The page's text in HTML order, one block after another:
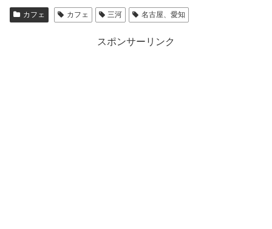
カフェ カフェ 三河 名古屋、愛知
スポンサーリンク